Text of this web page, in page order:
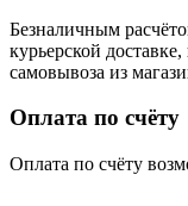
Безналичным
курьерской
самовывоза из
Оплата по счёту
Оплата по счёту